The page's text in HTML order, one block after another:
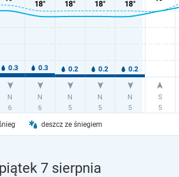
deszcz ze śniegiem
7 sierpnia